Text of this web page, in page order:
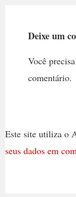
Deixe um
Você
comentário.
Este site utiliza o
seus dados em